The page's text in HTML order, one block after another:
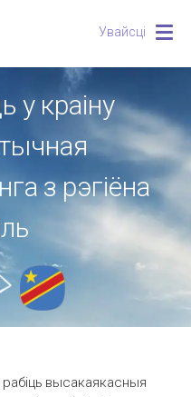
Увайсці
у краіну
з рэгіёна
высакаякасныя